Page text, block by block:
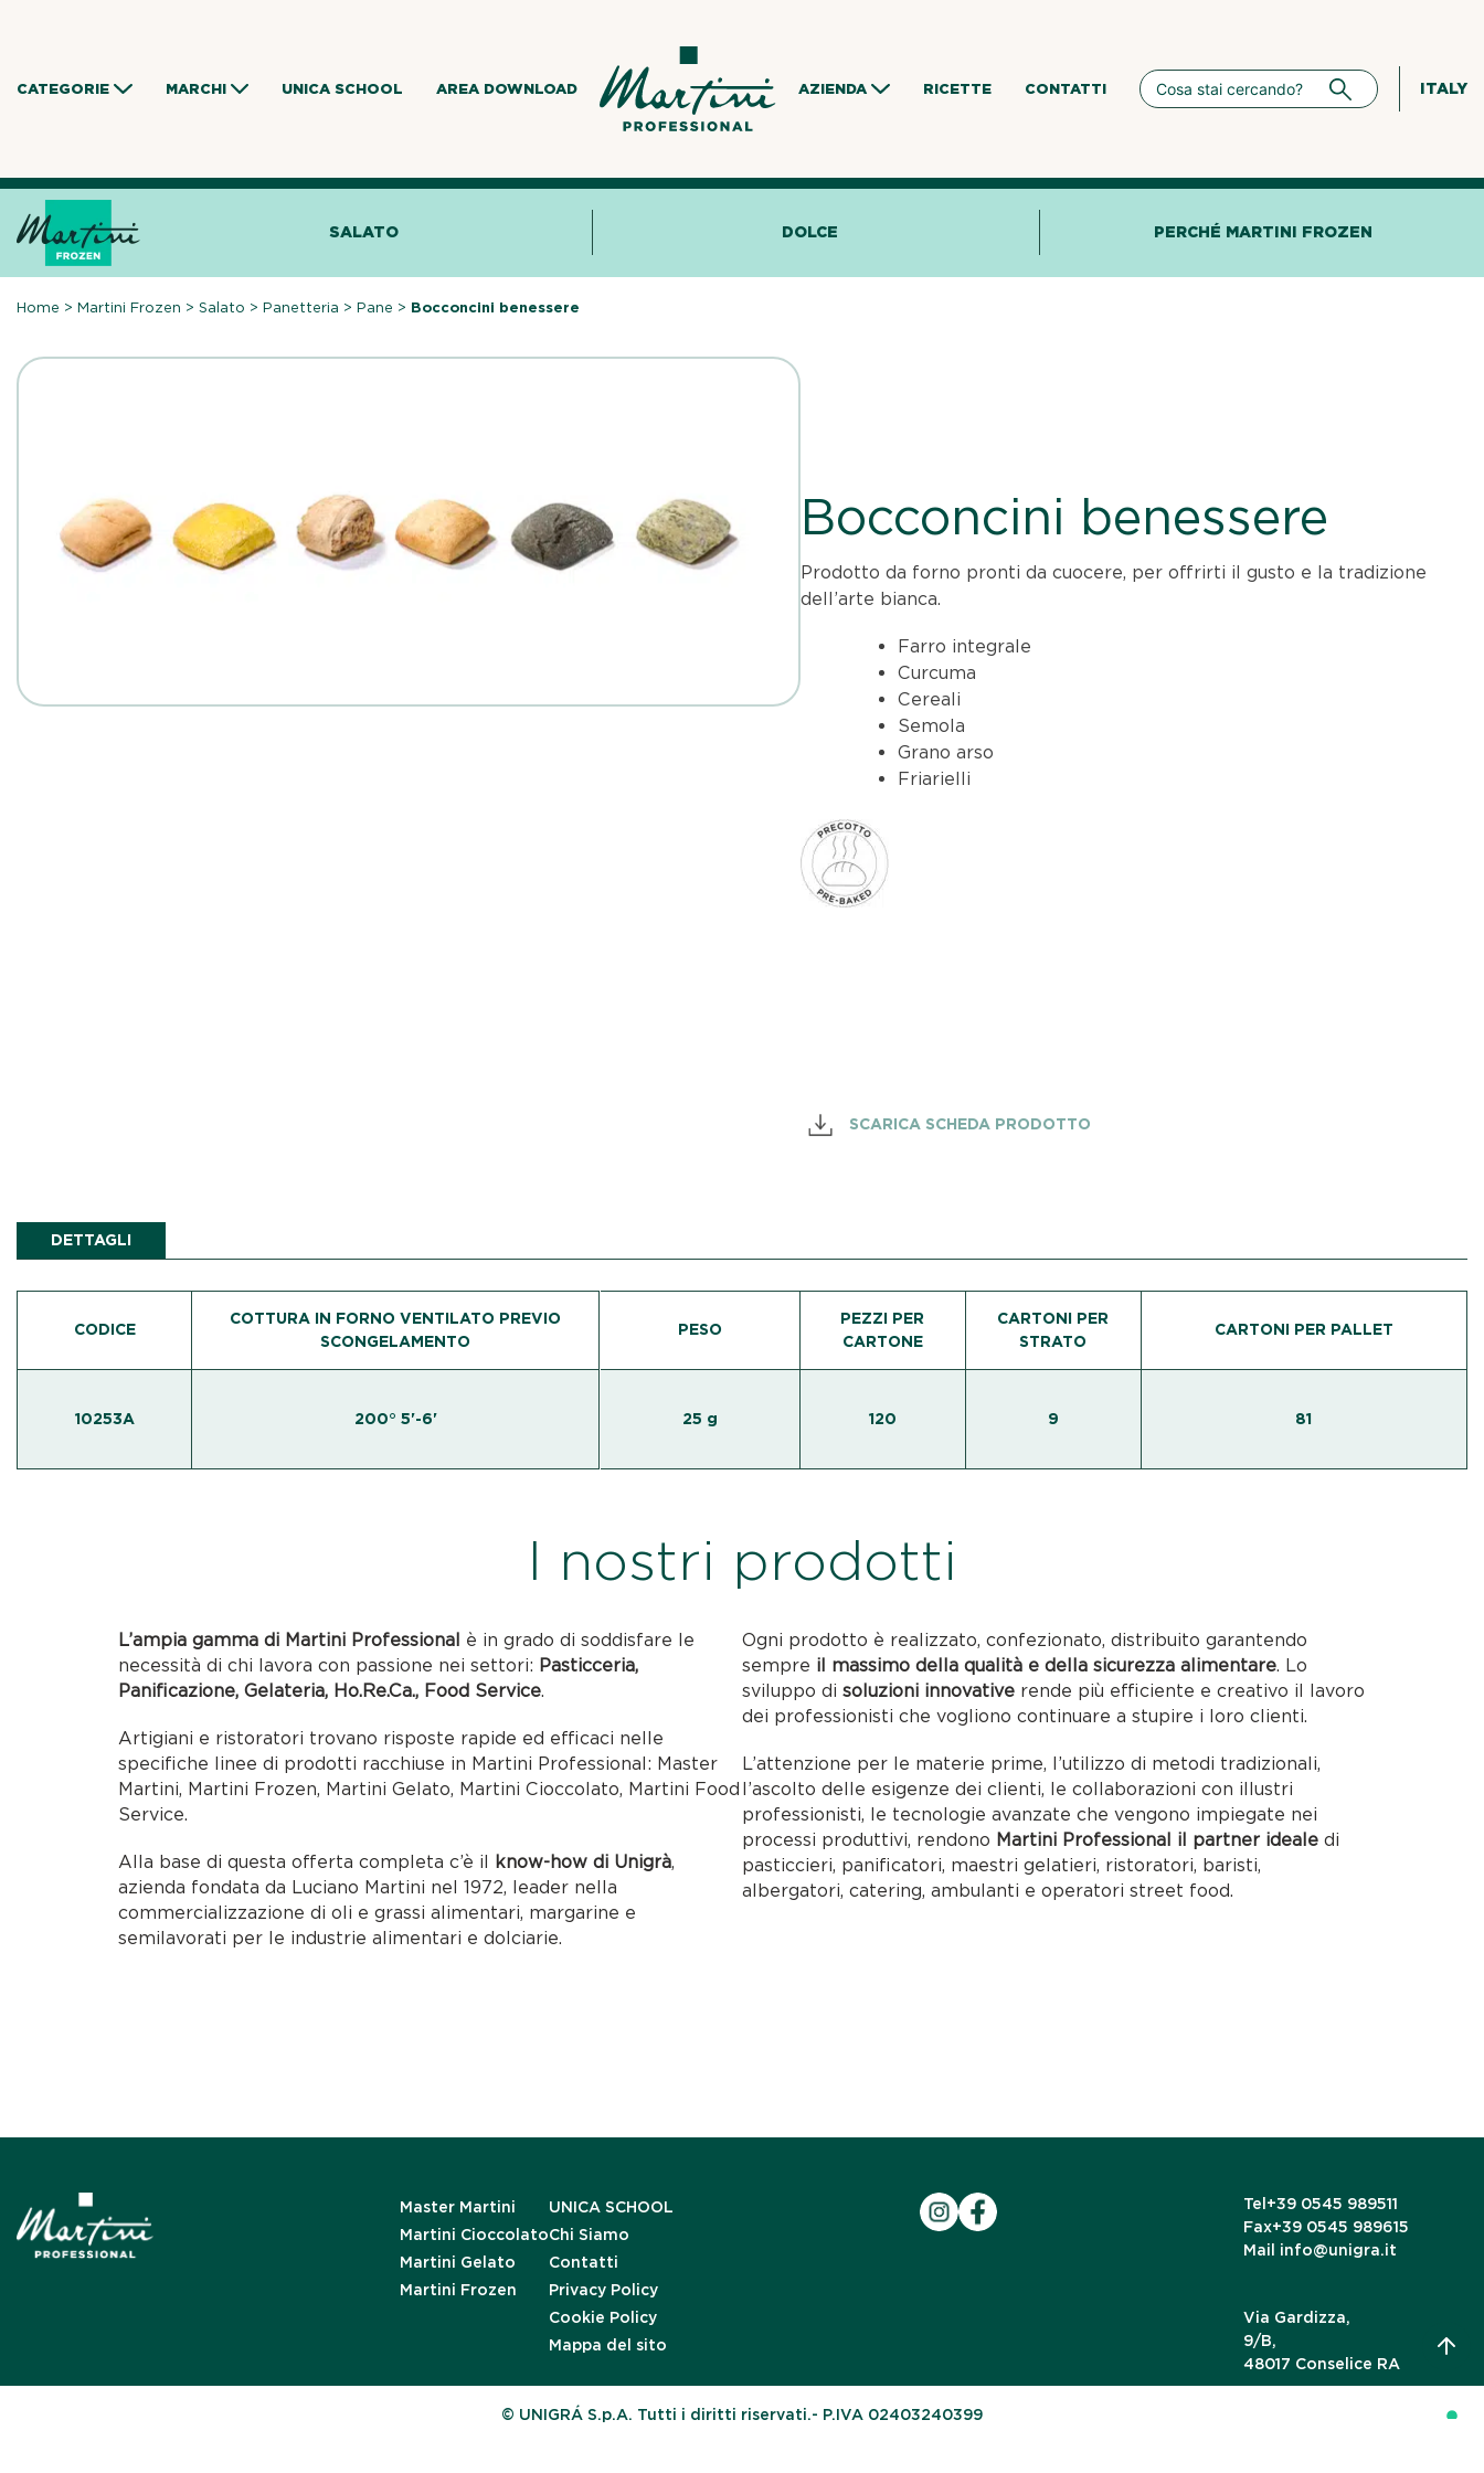
CATEGORIE MARCHI UNICA SCHOOL AREA DOWNLOAD AZIENDA RICETTE CONTATTI ITALY
SALATO DOLCE PERCHÉ MARTINI FROZEN
Home >Martini Frozen >Salato >Panetteria >Pane > Bocconcini benessere
Bocconcini benessere
Prodotto da forno pronti da cuocere, per offrirti il gusto e la tradizione
dell’arte bianca.
Farro integrale
Curcuma
Cereali
Semola
Grano arso
Friarielli
SCARICA SCHEDA PRODOTTO
DETTAGLI
CODICE
COTTURA IN FORNO VENTILATO PREVIO
SCONGELAMENTO
10253A 200° 5'-6'
PESO
PEZZI PER
CARTONE
CARTONI PER
STRATO
CARTONI PER PALLET
25 g 120 9 81
I nostri prodotti
L’ampia gamma di Martini Professional è in grado di soddisfare le
necessità di chi lavora con passione nei settori: Pasticceria,
Panificazione, Gelateria, Ho.Re.Ca., Food Service.
Artigiani e ristoratori trovano risposte rapide ed efficaci nelle
specifiche linee di prodotti racchiuse in Martini Professional: Master
Martini, Martini Frozen, Martini Gelato, Martini Cioccolato, Martini Food
Service.
Alla base di questa offerta completa c’è il know-how di Unigrà,
azienda fondata da Luciano Martini nel 1972, leader nella
commercializzazione di oli e grassi alimentari, margarine e
semilavorati per le industrie alimentari e dolciarie.
Ogni prodotto è realizzato, confezionato, distribuito garantendo
sempre il massimo della qualità e della sicurezza alimentare. Lo
sviluppo di soluzioni innovative rende più efficiente e creativo il lavoro
dei professionisti che vogliono continuare a stupire i loro clienti.
L’attenzione per le materie prime, l’utilizzo di metodi tradizionali,
l’ascolto delle esigenze dei clienti, le collaborazioni con illustri
professionisti, le tecnologie avanzate che vengono impiegate nei
processi produttivi, rendono Martini Professional il partner ideale di
pasticcieri, panificatori, maestri gelatieri, ristoratori, baristi,
albergatori, catering, ambulanti e operatori street food.
Master Martini
Martini Cioccolato
Martini Gelato
Martini Frozen
UNICA SCHOOL
Chi Siamo
Contatti
Privacy Policy
Cookie Policy
Mappa del sito
Tel +39 0545 989511
Fax+39 0545 989615
Mail info@unigra.it
Via Gardizza,
9/B,
48017 Conselice RA
© UNIGRÁ S.p.A. Tutti i diritti riservati.- P.IVA 02403240399